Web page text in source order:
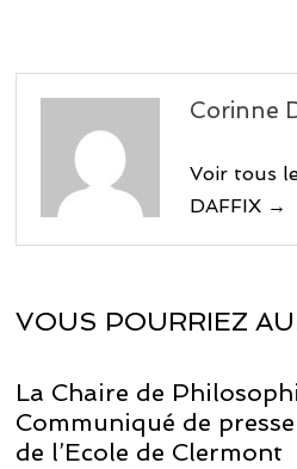
Corinne
Voir tous
DAFFIX →
VOUS POURRIEZ
La Chaire de
Communiqué de
de l’Ecole de Clermont